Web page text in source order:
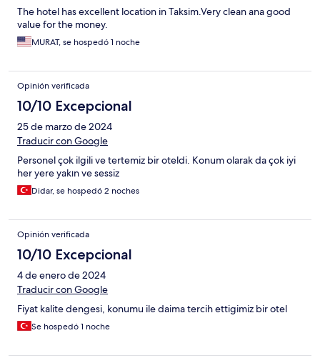
The hotel has excellent location in Taksim.Very clean ana good
value for the money.
MURAT, se hospedó 1 noche
Opinión verificada
10/10 Excepcional
25 de marzo de 2024
Traducir con Google
Personel çok ilgili ve tertemiz bir oteldi. Konum olarak da çok iyi
her yere yakın ve sessiz
Didar, se hospedó 2 noches
Opinión verificada
10/10 Excepcional
4 de enero de 2024
Traducir con Google
Fiyat kalite dengesi, konumu ile daima tercih ettigimiz bir otel
Se hospedó 1 noche